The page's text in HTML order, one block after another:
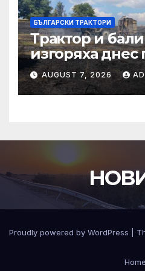
БЪЛГАРСКИ ТРАКТОРИ
Трактор и
изгоряха
AUGUST 7, 2026
Proudly powered by WordPress
Home